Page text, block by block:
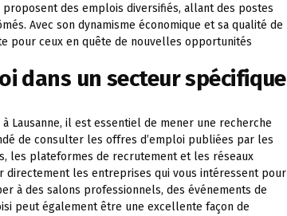
des emplois diversifiés, allant des postes
Avec son dynamisme économique et sa qualité de
pour ceux en quête de nouvelles opportunités
dans un secteur spécifique
Lausanne, il est essentiel de mener une recherche
de consulter les offres d’emploi publiées par les
les plateformes de recrutement et les réseaux
directement les entreprises qui vous intéressent pour
à des salons professionnels, des événements de
peut également être une excellente façon de